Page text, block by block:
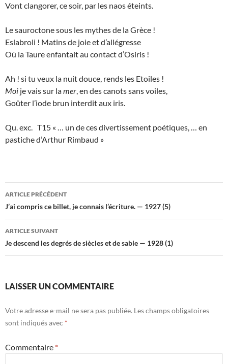
Vont clangorer, ce soir, par les naos éteints.
Le sauroctone sous les mythes de la Grèce !
Eslabroli ! Matins de joie et d’allégresse
Où la Taure enfantait au contact d’Osiris !
Ah ! si tu veux la nuit douce, rends les Etoiles !
Moi je vais sur lamer, en des canots sans voiles,
Goûter l’iode brun interdit aux iris.
Qu. exc. T15 « … un de ces divertissement poétiques, … en
pastiche d’Arthur Rimbaud »
Navigation
des
articles
ARTICLE PRÉCÉDENT
J’ai compris ce billet, je connais l’écriture. — 1927 (5)
ARTICLE SUIVANT
Je descend les degrés de siècles et de sable — 1928 (1)
LAISSER UN COMMENTAIRE
Votre adresse e-mail ne sera pas publiée. Les champs obligatoires
sont indiqués avec *
Commentaire *